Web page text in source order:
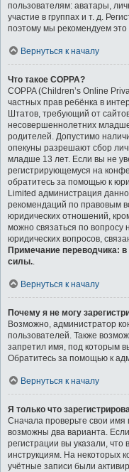
пользователям: аватары,
участие в группах и т. д.
поэтому мы рекомендуем это
Вернуться к началу
Что такое COPPA?
COPPA (Children’s Online
частных прав ребёнка в
Штатов, требующий от
несовершеннолетних
родителей. Допустимо
опекуны разрешают сбор
младше 13 лет. Если вы не
регистрирующемуся на
обратитесь за помощью к
Limited администрация
рекомендаций по правовым
юридических отношений,
можно связаться по вопросу
юридических вопросов,
Примечание переводчика:
силы..
Вернуться к началу
Почему я не могу
Возможно, администратор
пользователей. Также
запретил имя, под которым
Обратитесь за помощью к
Вернуться к началу
Я только что
Сначала проверьте свои
возможны два варианта.
регистрации вы указали,
инструкциям. На некоторых
учётные записи были